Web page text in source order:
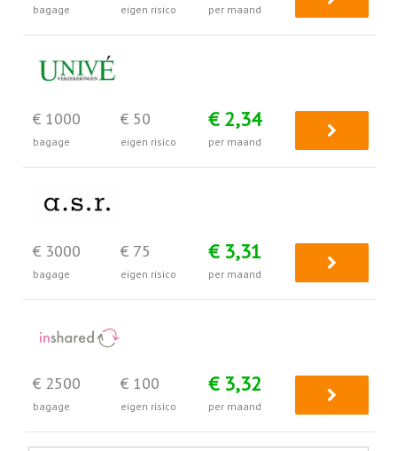
bagage eigen risico per maand
€ 1000
bagage
€ 50
eigen risico
€ 2,34
per maand
€ 3000
bagage
€ 75
eigen risico
€ 3,31
per maand
€ 2500
bagage
€ 100
eigen risico
€ 3,32
per maand